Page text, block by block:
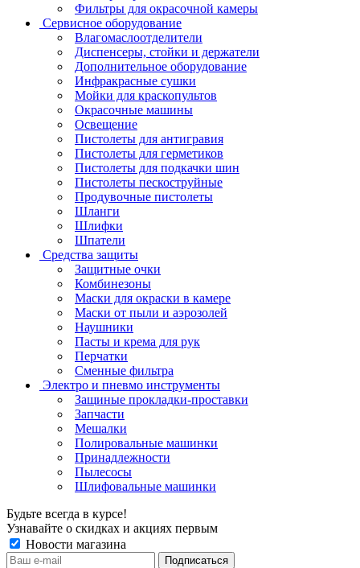
Фильтры для окрасочной камеры
Сервисное оборудование
Влагомаслоотделители
Диспенсеры, стойки и держатели
Дополнительное оборудование
Инфракрасные сушки
Мойки для краскопультов
Окрасочные машины
Освещение
Пистолеты для антигравия
Пистолеты для герметиков
Пистолеты для подкачки шин
Пистолеты пескоструйные
Продувочные пистолеты
Шланги
Шлифки
Шпатели
Средства защиты
Защитные очки
Комбинезоны
Маски для окраски в камере
Маски от пыли и аэрозолей
Наушники
Пасты и крема для рук
Перчатки
Сменные фильтра
Электро и пневмо инструменты
Защиные прокладки-проставки
Запчасти
Мешалки
Полировальные машинки
Принадлежности
Пылесосы
Шлифовальные машинки
Будьте всегда в курсе!
Узнавайте о скидках и акциях первым
Новости магазина